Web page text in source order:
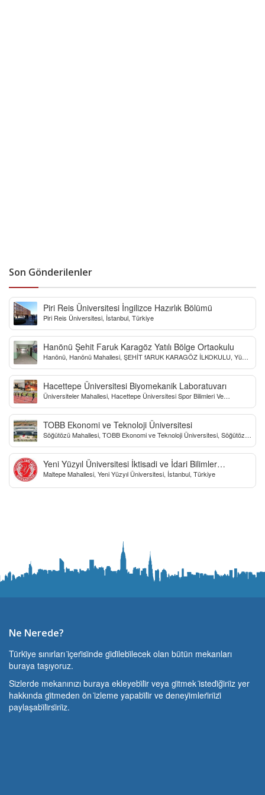
Son Gönderilenler
Piri Reis Üniversitesi İngilizce Hazırlık Bölümü
Piri Reis Üniversitesi, İstanbul, Türkiye
Hanönü Şehit Faruk Karagöz Yatılı Bölge Ortaokulu
Hanönü, Hanönü Mahallesi, ŞEHİT fARUK KARAGÖZ İLKOKULU, Yücel
Hacettepe Üniversitesi Biyomekanik Laboratuvarı
Üniversiteler Mahallesi, Hacettepe Üniversitesi Spor Bilimleri Ve
TOBB Ekonomi ve Teknoloji Üniversitesi
Söğütözü Mahallesi, TOBB Ekonomi ve Teknoloji Üniversitesi, Söğütözü
Yeni Yüzyıl Üniversitesi İktisadi ve İdari Bilimler
Fakültesi
Maltepe Mahallesi, Yeni Yüzyıl Üniversitesi, İstanbul, Türkiye
Ne Nerede?
Türki̇ye sınırları i̇çeri̇si̇nde gi̇di̇lebi̇lecek olan bütün mekanları
buraya taşıyoruz.
Si̇zlerde mekanınızı buraya ekleyebi̇li̇r veya gi̇tmek i̇stedi̇ği̇ni̇z yer
hakkında gi̇tmeden ön i̇zleme yapabi̇li̇r ve deneyi̇mleri̇ni̇zi̇
paylaşabi̇li̇rsi̇ni̇z.